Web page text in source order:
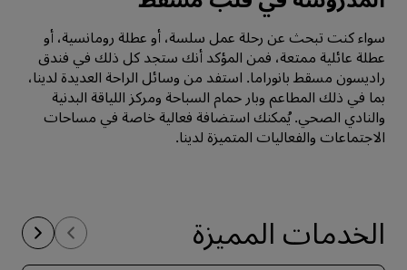
سواء كنت تبحث عن رحلة عمل سلسة، أو عطلة رومانسية، أو
عطلة عائلية ممتعة، فمن المؤكد أنك ستجد كل ذلك في ‏‫فندق
راديسون مسقط بانوراما. استفد من وسائل الراحة العديدة لدينا،
بما في ذلك المطاعم وبار حمام السباحة ومركز اللياقة البدنية
والنادي الصحي. يُمكنك استضافة فعالية خاصة في مساحات
الاجتماعات والفعاليات المتميزة لدينا.
الخدمات المميزة